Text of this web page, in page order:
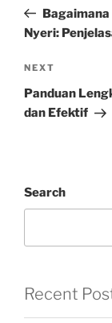
Post
Nyeri:
Next
Post
NEXT
Panduan
dan Efektif
Search
Recent